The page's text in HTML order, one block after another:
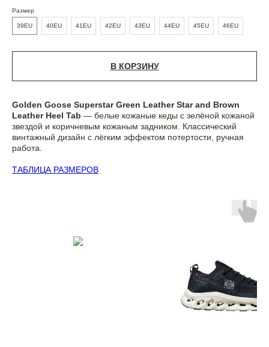
Размер
39EU 40EU 41EU 42EU 43EU 44EU 45EU 46EU
В КОРЗИНУ
Golden Goose Superstar Green Leather Star and Brown
Leather Heel Tab — белые кожаные кеды с зелёной кожаной
звездой и коричневым кожаным задником. Классический
винтажный дизайн с лёгким эффектом потертости, ручная
работа.
ТАБЛИЦА РАЗМЕРОВ